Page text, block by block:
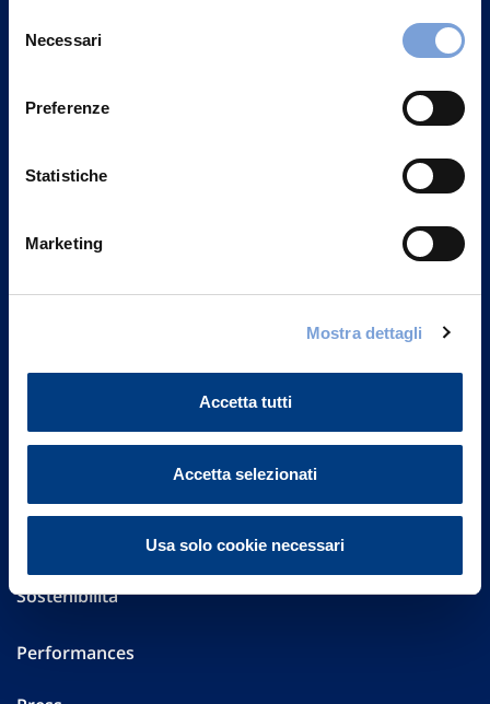
può trovare nel footer del sito nella sezione "Informativa
delNecessari
Preferenze
Statistiche
Marketing
Mostra dettagli
Accetta tutti
Accetta selezionati
Usa solo cookie necessari
Vittoria Assicurazioni S.p.A.
Governance
Altre informazioni
Sostenibilità
Performances